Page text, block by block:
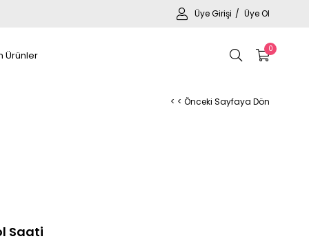
Üye Girişi Üye Ol
0
Ürünler
< < Önceki Sayfaya Dön
Saati